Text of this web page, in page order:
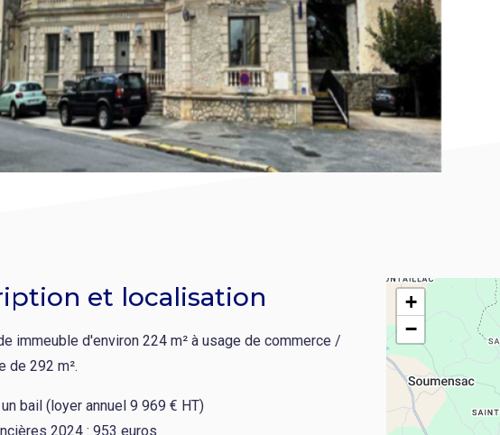
et localisation
immeuble d'environ 224 m² à usage de commerce /
de 292 m².
bail (loyer annuel 9 969 € HT)
2024 : 953 euros
+
−